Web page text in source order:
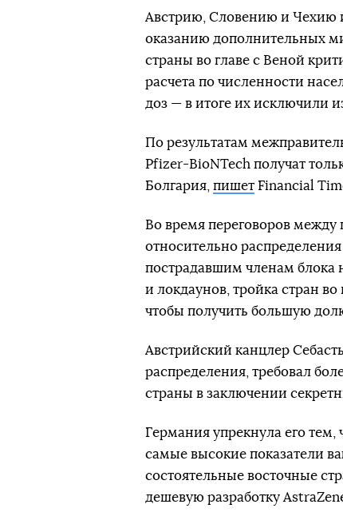
Австрию, Словению и Чехию
оказанию дополнительных
страны во главе с Веной
расчета по численности
доз — в итоге их исключили
По результатам
Pfizer-BioNTech получат
Болгария, пишет Financial
Во время переговоров между
относительно
пострадавшим членам блока
и локдаунов, тройка стран во
чтобы получить большую
Австрийский канцлер
распределения, требовал
страны в заключении
Германия упрекнула его тем,
самые высокие показатели
состоятельные восточные
дешевую разработку